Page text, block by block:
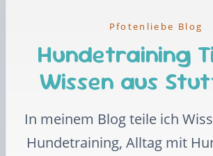
Pfotenliebe Blog
Hundetraining
Wissen aus
In meinem Blog teile ich
Hundetraining, Alltag mit